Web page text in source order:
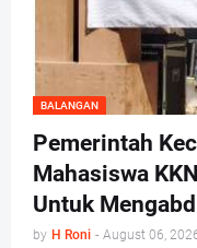
BALANGAN
Pemerintah
Mahasiswa
Untuk
by H Roni - August 06,